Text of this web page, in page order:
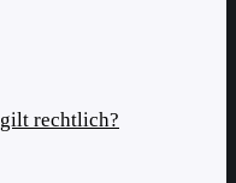
rechtlich?